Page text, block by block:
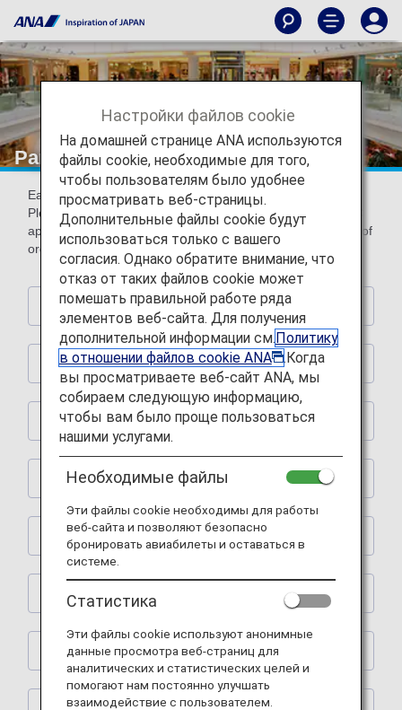
Partner Shops
Earn miles by using the following partner shops.
Please present ANA Mileage Club card or digital card (AMC
app) with ANA Mileage Club card number (10-digit) at time of
order and payment.
Hotels
Rental Car
Shopping
Restaurants
Activities
Learning
Spas
Настройки файлов cookie
На домашней странице ANA используются
файлы cookie, необходимые для того,
чтобы пользователям было удобнее
просматривать веб-страницы.
Дополнительные файлы cookie будут
использоваться только с вашего
согласия. Однако обратите внимание, что
отказ от таких файлов cookie может
помешать правильной работе ряда
элементов веб-сайта. Для получения
дополнительной информации см.Политику
в отношении файлов cookie ANA
.Когда
вы просматриваете веб-сайт ANA, мы
собираем следующую информацию,
чтобы вам было проще пользоваться
нашими услугами.
Необходимые файлы
Эти файлы cookie необходимы для работы
веб-сайта и позволяют безопасно
бронировать авиабилеты и оставаться в
системе.
Статистика
Эти файлы cookie используют анонимные
данные просмотра веб-страниц для
аналитических и статистических целей и
помогают нам постоянно улучшать
взаимодействие с пользователем.